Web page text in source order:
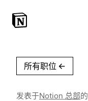
所有职位 ←
发表于Notion 总部的